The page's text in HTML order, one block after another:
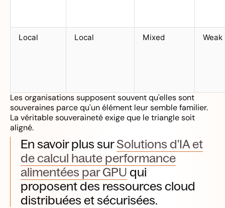
Local Local Mixed Weak
Les organisations supposent souvent qu'elles sont
souveraines parce qu'un élément leur semble familier.
La véritable souveraineté exige que le triangle soit
aligné.
En savoir plus surSolutions d'IA et
de calcul haute performance
alimentées par GPU qui
proposent des ressources cloud
distribuées et sécurisées.